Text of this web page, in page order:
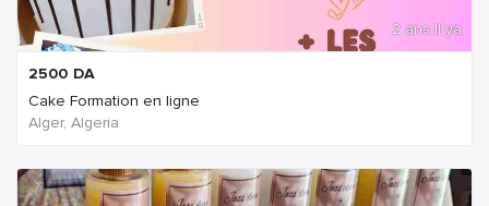
2 ans Il ya
2500 DA
Cake Formation en ligne
Alger, Algeria